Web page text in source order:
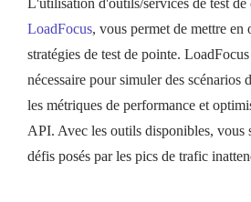
L'utilisation d'outils/services de test de
LoadFocus, vous permet de mettre
stratégies de test de pointe.
nécessaire pour simuler des scénarios
les métriques de performance et
API. Avec les outils disponibles, vous
défis posés par les pics de trafic